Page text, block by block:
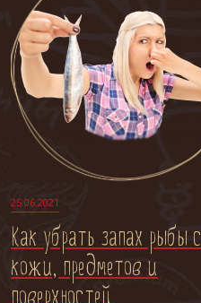
25.06.2021
Как убрать запах рыбы с
кожи, предметов и